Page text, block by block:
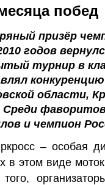
побед
призёр
годов
турнир в
области,
Среди
и чемпион
– особая
в этом виде